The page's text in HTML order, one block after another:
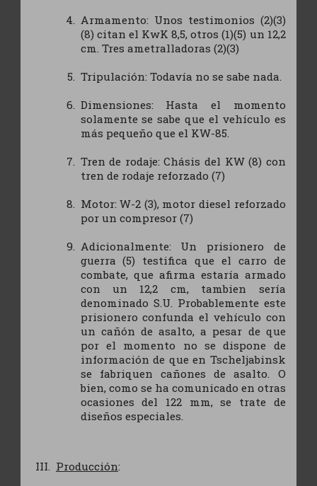
Armamento: Unos testimonios (2)(3)
(8) citan el KwK 8,5, otros (1)(5) un 12,2
cm. Tres ametralladoras (2)(3)
Tripulación: Todavía no se sabe nada.
Dimensiones: Hasta el momento
solamente se sabe que el vehículo es
más pequeño que el KW-85.
Tren de rodaje: Chásis del KW (8) con
tren de rodaje reforzado (7)
Motor: W-2 (3), motor diesel reforzado
por un compresor (7)
Adicionalmente: Un prisionero de
guerra (5) testifica que el carro de
combate, que afirma estaría armado
con un 12,2 cm, tambien sería
denominado S.U. Probablemente este
prisionero confunda el vehículo con
un cañón de asalto, a pesar de que
por el momento no se dispone de
información de que en Tscheljabinsk
se fabriquen cañones de asalto. O
bien, como se ha comunicado en otras
ocasiones del 122 mm, se trate de
diseños especiales.
Producción: